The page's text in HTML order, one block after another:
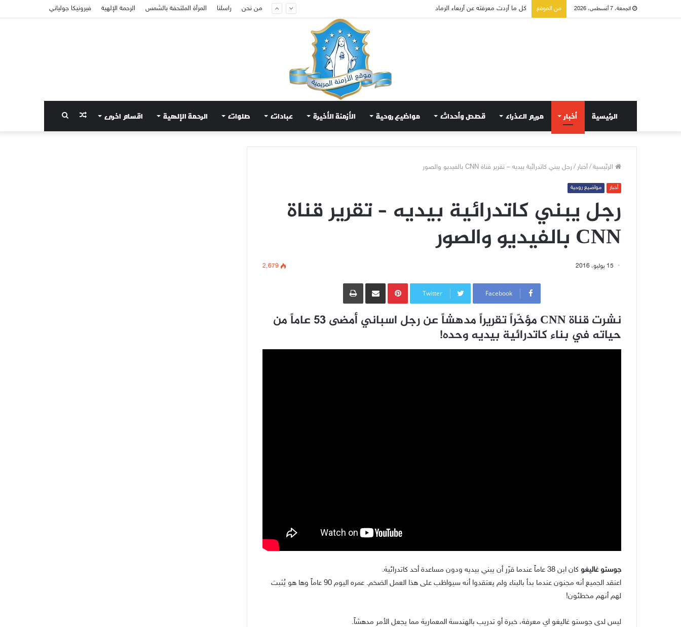
الجمعة، 7 أغسطس، 2026 من الموقع صلاة إلى مريم سلطانة السلام لتهدئة الغضب الإلهي من نحن راسلنا المرأة الملتحفة بالشمس الرحمة الإلهية فيرونيكا جولياني
الرئيسية أخبار مريم العذراء قصص وأحداث مواضيع روحية الأزمنة الأخيرة عبادات صلوات الرحمة الإلهية اقسام اخرى بحث مقال
الرئيسية/أخبار / رجل يبني كاتدرائية بيديه – تقرير قناة CNN بالفيديو والصور
أخبار مواضيع روحية
رجل يبني كاتدرائية بيديه – تقرير قناة
CNN بالفيديو والصور
15 يوليو، 2016 2٬679
Facebook
Twitter
Pinterestمشاركة عبر البريد طباعة
نشرت قناة CNN مؤخّراً تقريراً مدهشاً عن رجل اسباني أمضى 53 عاماً من
حياته في بناء كاتدرائية بيديه وحده!
جوستو غاليغو كان ابن 38 عاماً عندما قرّر أن يبني بيديه ودون مساعدة أحد كاتدرائية.
اعنقد الجميع أنه مجنون عندما بدأ بالبناء ولم يعتقدوا أنه سيواظب على هذا العمل الضخم. عمره اليوم 90 عاماً وها هو يُثبت
لهم أنهم مخطئون!
ليس لدى جوستو غاليغو اي معرفة، خبرة أو تدريب بالهندسة المعمارية مما يجعل الأمر مدهشاً.